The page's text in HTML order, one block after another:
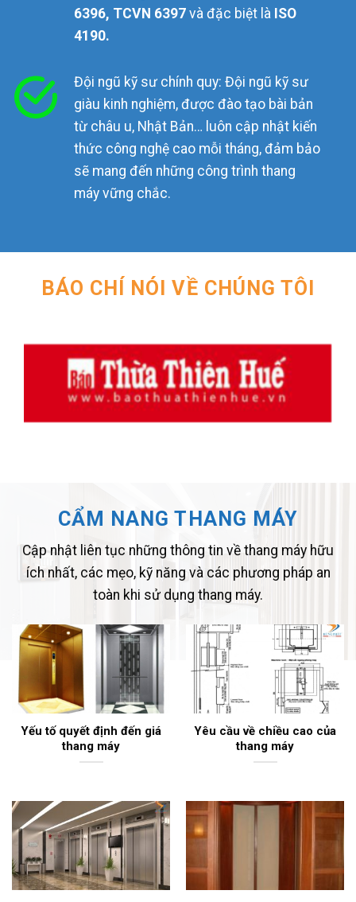
6396, TCVN 6397 và đặc biệt là ISO
4190.
Đội ngũ kỹ sư chính quy: Đội ngũ kỹ sư
giàu kinh nghiệm, được đào tạo bài bản
từ châu u, Nhật Bản… luôn cập nhật kiến
thức công nghệ cao mỗi tháng, đảm bảo
sẽ mang đến những công trình thang
máy vững chắc.
BÁO CHÍ NÓI VỀ CHÚNG TÔI
CẨM NANG THANG MÁY
Cập nhật liên tục những thông tin về thang máy hữu
ích nhất, các mẹo, kỹ năng và các phương pháp an
toàn khi sử dụng thang máy.
Yếu tố quyết định đến giá
thang máy
Yêu cầu về chiều cao của
thang máy